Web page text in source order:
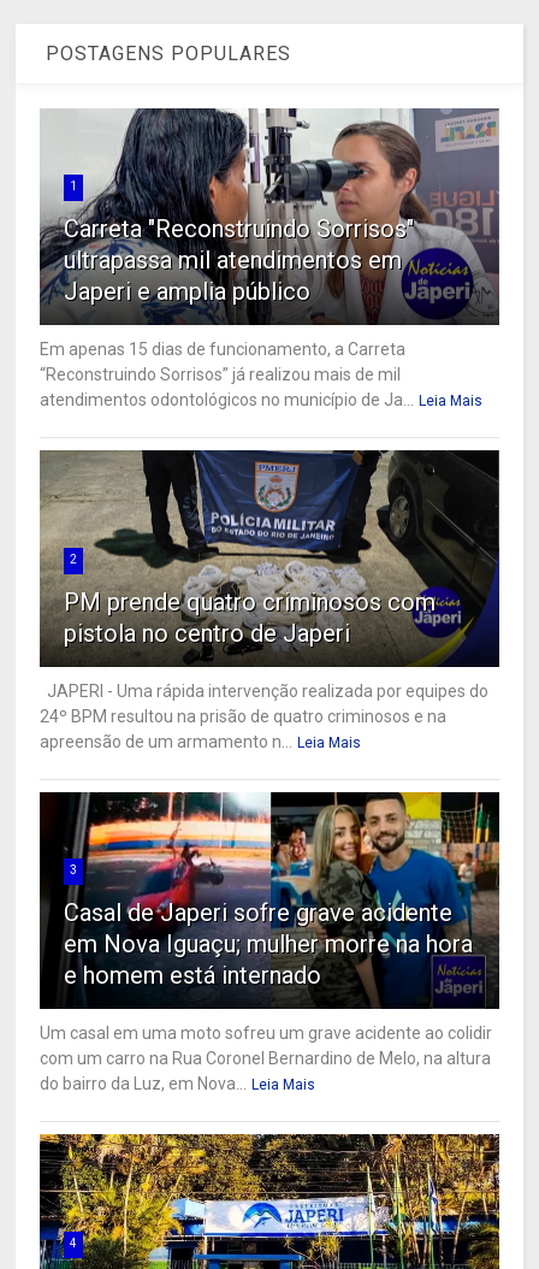
POSTAGENS POPULARES
1
Carreta "Reconstruindo Sorrisos"
ultrapassa mil atendimentos em
Japeri e amplia público
Em apenas 15 dias de funcionamento, a Carreta
“Reconstruindo Sorrisos” já realizou mais de mil
atendimentos odontológicos no município de Ja...
Leia Mais
2
PM prende quatro criminosos com
pistola no centro de Japeri
JAPERI - Uma rápida intervenção realizada por equipes do
24º BPM resultou na prisão de quatro criminosos e na
apreensão de um armamento n...
Leia Mais
3
Casal de Japeri sofre grave acidente
em Nova Iguaçu; mulher morre na hora
e homem está internado
Um casal em uma moto sofreu um grave acidente ao colidir
com um carro na Rua Coronel Bernardino de Melo, na altura
do bairro da Luz, em Nova...
Leia Mais
4